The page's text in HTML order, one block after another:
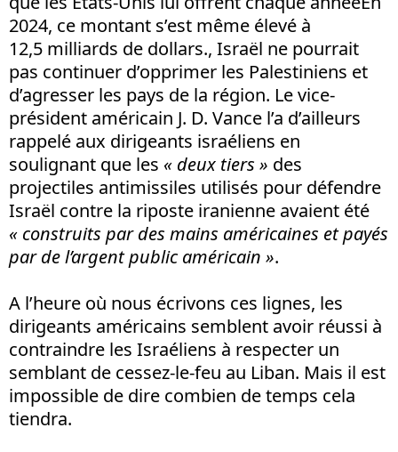
2024, ce montant s’est même élevé à
12,5 milliards de dollars., Israël ne pourrait
pas continuer d’opprimer les Palestiniens et
d’agresser les pays de la région. Le vice-
président américain J. D. Vance l’a d’ailleurs
rappelé aux dirigeants israéliens en
soulignant que les « deux tiers » des
projectiles antimissiles utilisés pour défendre
Israël contre la riposte iranienne avaient été
« construits par des mains américaines et payés
par de l’argent public américain ».
A l’heure où nous écrivons ces lignes, les
dirigeants américains semblent avoir réussi à
contraindre les Israéliens à respecter un
semblant de cessez-le-feu au Liban. Mais il est
impossible de dire combien de temps cela
tiendra.